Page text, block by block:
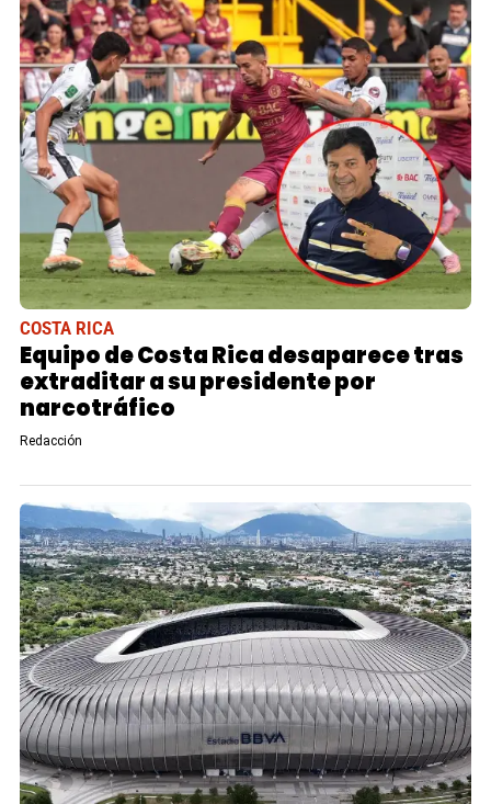
COSTA RICA
Equipo de Costa Rica desaparece tras
extraditar a su presidente por
narcotráfico
Redacción